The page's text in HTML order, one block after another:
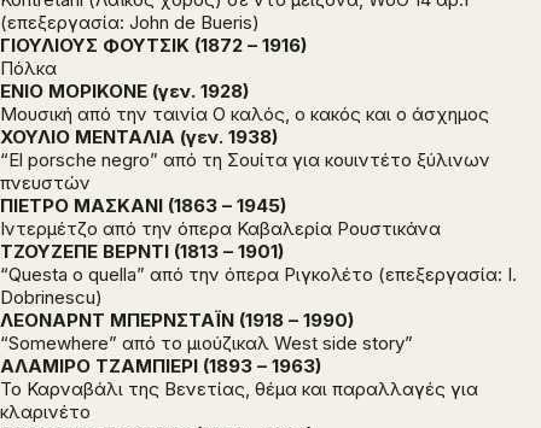
(επεξεργασία: John de Bueris)
ΓΙΟΥΛΙΟΥΣ ΦΟΥΤΣΙΚ (1872 – 1916)
Πόλκα
ΕΝΙΟ ΜΟΡΙΚΟΝΕ (γεν. 1928)
Μουσική από την ταινία Ο καλός, ο κακός και ο άσχημος
ΧΟΥΛΙΟ ΜΕΝΤΑΛΙΑ (γεν. 1938)
“El porsche negro” από τη Σουίτα για κουιντέτο ξύλινων
πνευστών
ΠΙΕΤΡΟ ΜΑΣΚΑΝΙ (1863 – 1945)
Ιντερμέτζο από την όπερα Καβαλερία Ρουστικάνα
ΤΖΟΥΖΕΠΕ ΒΕΡΝΤΙ (1813 – 1901)
“Questa o quella” από την όπερα Ριγκολέτο (επεξεργασία: I.
Dobrinescu)
ΛΕΟΝΑΡΝΤ ΜΠΕΡΝΣΤΑΪΝ (1918 – 1990)
“Somewhere” από το μιούζικαλ West side story”
ΑΛΑΜΙΡΟ ΤΖΑΜΠΙΕΡΙ (1893 – 1963)
Το Καρναβάλι της Βενετίας, θέμα και παραλλαγές για
κλαρινέτο